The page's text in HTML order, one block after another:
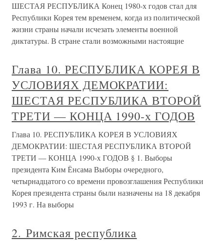
ШЕСТАЯ РЕСПУБЛИКА Конец 1980-х годов стал для
Республики Корея тем временем, когда из политической
жизни страны начали исчезать элементы военной
диктатуры. В стране стали возможными настоящие
Глава 10. РЕСПУБЛИКА КОРЕЯ В
УСЛОВИЯХ ДЕМОКРАТИИ:
ШЕСТАЯ РЕСПУБЛИКА ВТОРОЙ
ТРЕТИ — КОНЦА 1990-х ГОДОВ
Глава 10. РЕСПУБЛИКА КОРЕЯ В УСЛОВИЯХ
ДЕМОКРАТИИ: ШЕСТАЯ РЕСПУБЛИКА ВТОРОЙ
ТРЕТИ — КОНЦА 1990-х ГОДОВ § 1. Выборы
президента Ким Ёнсама Выборы очередного,
четырнадцатого со времени провозглашения Республики
Корея президента страны были назначены на 18 декабря
1993 г. На выборы
2. Римская республика